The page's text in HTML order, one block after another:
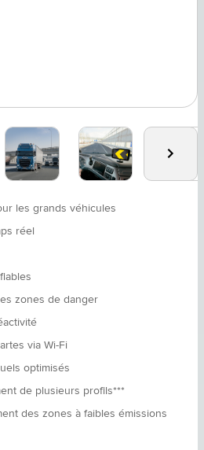
les grands véhicules
réel
zones de danger
via Wi-Fi
optimisés
de plusieurs profils***
des zones à faibles émissions